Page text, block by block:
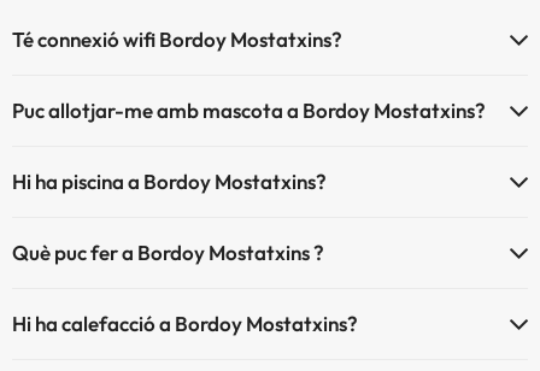
Té connexió wifi Bordoy Mostatxins?
Puc allotjar-me amb mascota a Bordoy Mostatxins?
Hi ha piscina a Bordoy Mostatxins?
Aquí tens més info sobre la piscina i altres instal·lacions.
Piscina a l'aire lliure (tota la temporada)
Què puc fer a Bordoy Mostatxins ?
poden ser de pagament).
Hi ha calefacció a Bordoy Mostatxins?